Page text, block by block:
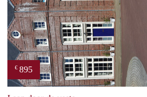
€ 895